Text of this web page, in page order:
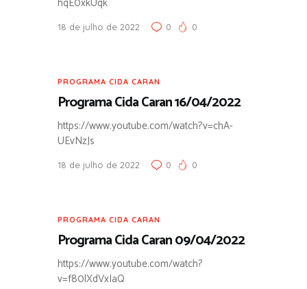
18 de julho de 2022 0 0
PROGRAMA CIDA CARAN
Programa Cida Caran 16/04/2022
https://www.youtube.com/watch?v=chA-
UEvNzJs
18 de julho de 2022 0 0
PROGRAMA CIDA CARAN
Programa Cida Caran 09/04/2022
https://www.youtube.com/watch?
v=f80lXdVxIaQ